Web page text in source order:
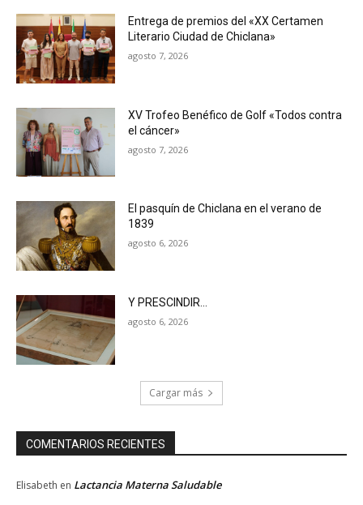
Entrega de premios del «XX Certamen
Literario Ciudad de Chiclana»
agosto 7, 2026
XV Trofeo Benéfico de Golf «Todos contra
el cáncer»
agosto 7, 2026
El pasquín de Chiclana en el verano de
1839
agosto 6, 2026
Y PRESCINDIR…
agosto 6, 2026
Cargar más
COMENTARIOS RECIENTES
Elisabeth en Lactancia Materna Saludable